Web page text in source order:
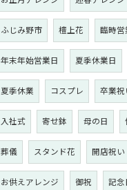
ふじみ野市 檀上花 臨時営
年末年始営業日 夏季休業日
夏季休業 コスプレ 卒業祝
入社式 寄せ鉢 母の日
葬儀 スタンド花 開店祝い
お供えアレンジ 御祝 記念